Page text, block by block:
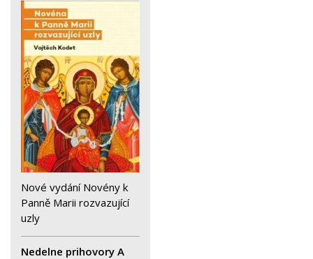
Nové vydání Novény k
Panně Marii rozvazující
uzly
Nedelne prihovory A